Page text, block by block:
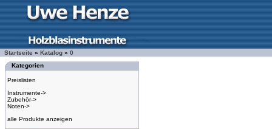
Startseite » Katalog » 0
Kategorien
Preislisten
Instrumente->
Zubehör->
Noten->
alle Produkte anzeigen